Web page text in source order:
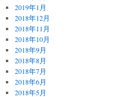
2019年1月
2018年12月
2018年11月
2018年10月
2018年9月
2018年8月
2018年7月
2018年6月
2018年5月